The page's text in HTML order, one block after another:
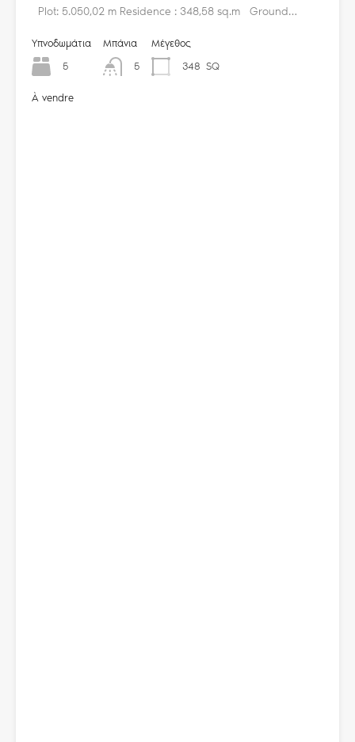
Plot: 5.050,02 m Residence : 348,58 sq.m Ground…
Υπνοδωμάτια
5
Μπάνια
5
Μέγεθος
348 SQ
À vendre